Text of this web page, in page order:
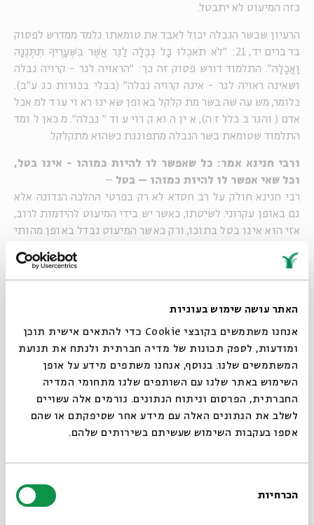
האתר עושה שימוש בעוגיות
אנחנו משתמשים בקובצי Cookie כדי להתאים אישית תוכן
ומודעות, לספק תכונות של מדיה חברתית ולנתח את תנועת
המשתמשים שלנו. בנוסף, אנחנו משתפים מידע על אופן
השימוש באתר שלנו עם השותפים שלנו מתחומי המדיה
החברתית, הפרסום וניתוח הנתונים. גורמים אלה עשויים
לשלב את הנתונים האלה עם מידע אחר שסיפקתם או שהם
אספו בעקבות השימוש שעשיתם בשירותים שלהם.
הסכמה
הכרחיות
כזה המיעוט לא יתבטל.
הרעיון שבשר הנבלה יכול לאבד את טומאתו נלמד ממדרש לפסוק
בדברים יד, 21: "לֹא תֹאכְלוּ כָל נְבֵלָה לַגֵּר אֲשֶׁר בִּשְׁעָרֶיךָ תִּתְּנֶנָּה
וַאֲכָלָהּ". התלמוד דורש פסוק זה כך: "הראויה לגר - קרויה נבלה
ושאינה ראויה לגר - אינה קרויה נבלה" (בבלי בכורות כג ע"ב).
כלומר, משעה שהבשר מתקלקל באופן שאינו ראוי עוד למאכל
אדם (והגר בכלל זה), אין הוא קרוי עוד "נבלה". מכאן לומד
התלמוד שטומאת בשר הנבלה מתפוגגת כשהוא מתקלקל.
ורבי חנינא אמר: כל שאפשר לו להיות כמוהו - אינו בטל,
וכל שאי אפשר לו להיות כמוהו – בטל –
רבי חנינא חולק על רב חסדא לא רק בפרטי ההלכה הנדונה אלא
גם באופן עקרוני. לשיטתו, כאשר יש בידי המיעוט להידמות לרוב,
אזי הוא אינו בטל בתוכו, ורק כאשר המיעוט נבדל באופן מהותי
המיעוט אינו בטל. אם כך, במה הם חלוקים?
סגור